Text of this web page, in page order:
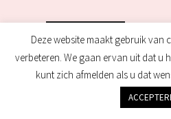
Contact
Deze website maakt gebruik van
verbeteren. We gaan ervan uit dat u
kunt zich afmelden als u dat